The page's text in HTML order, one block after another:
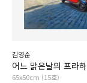
김영순
어느 맑은날의 프라하
65x50cm (15호)